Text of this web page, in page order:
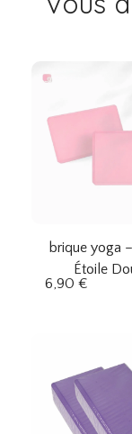
brique yoga
Étoile
6,90 €